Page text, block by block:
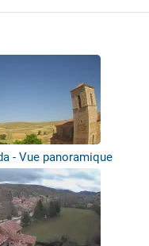
- Vue panoramique